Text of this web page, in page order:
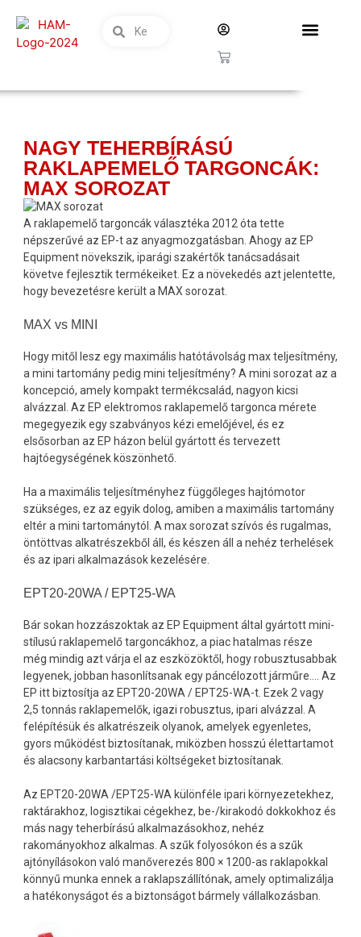
NAGY TEHERBÍRÁSÚ
RAKLAPEMELŐ TARGONCÁK:
MAX SOROZAT
A raklapemelő targoncák választéka 2012 óta tette
népszerűvé az EP-t az anyagmozgatásban. Ahogy az EP
Equipment növekszik, iparági szakértők tanácsadásait
követve fejlesztik termékeiket. Ez a növekedés azt jelentette,
hogy bevezetésre került a MAX sorozat.
MAX vs MINI
Hogy mitől lesz egy maximális hatótávolság max teljesítmény,
a mini tartomány pedig mini teljesítmény? A mini sorozat az a
koncepció, amely kompakt termékcsalád, nagyon kicsi
alvázzal. Az EP elektromos raklapemelő targonca mérete
megegyezik egy szabványos kézi emelőjével, és ez
elsősorban az EP házon belül gyártott és tervezett
hajtóegységének köszönhető.
Ha a maximális teljesítményhez függőleges hajtómotor
szükséges, ez az egyik dolog, amiben a maximális tartomány
eltér a mini tartománytól. A max sorozat szívós és rugalmas,
öntöttvas alkatrészekből áll, és készen áll a nehéz terhelések
és az ipari alkalmazások kezelésére.
EPT20-20WA / EPT25-WA
Bár sokan hozzászoktak az EP Equipment által gyártott mini-
stílusú raklapemelő targoncákhoz, a piac hatalmas része
még mindig azt várja el az eszközöktől, hogy robusztusabbak
legyenek, jobban hasonlítsanak egy páncélozott járműre…. Az
EP itt biztosítja az EPT20-20WA / EPT25-WA-t. Ezek 2 vagy
2,5 tonnás raklapemelők, igazi robusztus, ipari alvázzal. A
felépítésük és alkatrészeik olyanok, amelyek egyenletes,
gyors működést biztosítanak, miközben hosszú élettartamot
és alacsony karbantartási költségeket biztosítanak.
Az EPT20-20WA /EPT25-WA különféle ipari környezetekhez,
raktárakhoz, logisztikai cégekhez, be-/kirakodó dokkokhoz és
más nagy teherbírású alkalmazásokhoz, nehéz
rakományokhoz alkalmas. A szűk folyosókon és a szűk
ajtónyílásokon való manőverezés 800 × 1200-as raklapokkal
könnyű munka ennek a raklapszállítónak, amely optimalizálja
a hatékonyságot és a biztonságot bármely vállalkozásban.